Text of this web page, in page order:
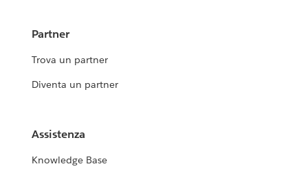
Partner
Trova un partner
Diventa un partner
Assistenza
Knowledge Base